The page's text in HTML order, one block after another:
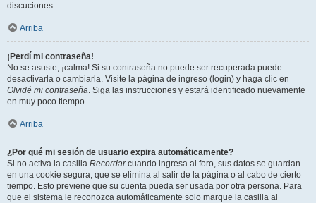
discuciones.
Arriba
¡Perdí mi contraseña!
No se asuste, ¡calma! Si su contraseña no puede ser recuperada puede
desactivarla o cambiarla. Visite la página de ingreso (login) y haga clic en
Olvidé mi contraseña. Siga las instrucciones y estará identificado nuevamente
en muy poco tiempo.
Arriba
¿Por qué mi sesión de usuario expira automáticamente?
Si no activa la casilla Recordarcuando ingresa al foro, sus datos se guardan
en una cookie segura, que se elimina al salir de la página o al cabo de cierto
tiempo. Esto previene que su cuenta pueda ser usada por otra persona. Para
que el sistema le reconozca automáticamente solo marque la casilla al